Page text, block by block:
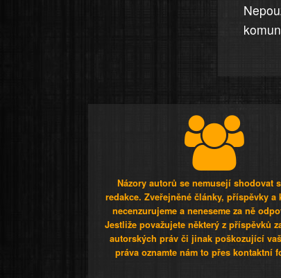
Názory autorů se nemusejí shodovat
redakce. Zveřejněné články, příspěvky a
necenzurujeme a neneseme za ně
Jestliže považujete některý z příspěvků
autorských práv či jinak poškozující
práva oznamte nám to přes kontaktní